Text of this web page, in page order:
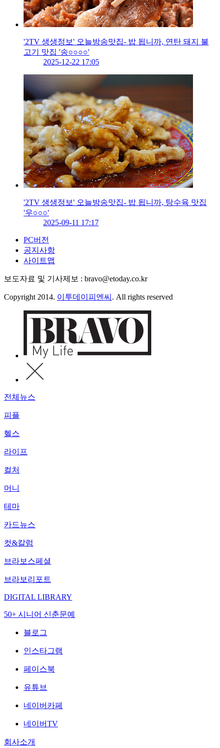
'2TV 생생정보' 오늘방송맛집- 밥 됩니까, 연탄 돼지 불
고기 맛집 '송○○○○'
2025-12-22 17:05
'2TV 생생정보' 오늘방송맛집- 밥 됩니까, 탕수육 맛집
'우○○○'
2025-09-11 17:17
PC버전
공지사항
사이트맵
보도자료 및 기사제보 : bravo@etoday.co.kr
Copyright 2014. 이투데이피엔씨 . All rights reserved
전체뉴스
피플
헬스
라이프
컬처
머니
테마
카드뉴스
컷&칼럼
브라보스페셜
브라보리포트
DIGITAL LIBRARY
50+ 시니어 신춘문예
블로그
인스타그램
페이스북
유튜브
네이버카페
네이버TV
회사소개